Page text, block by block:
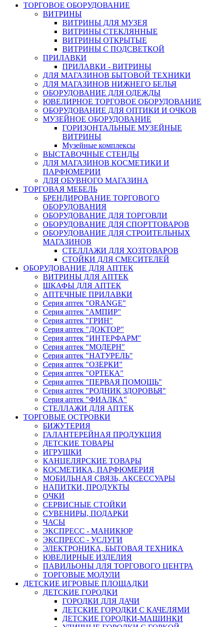
ТОРГОВОЕ ОБОРУДОВАНИЕ
ВИТРИНЫ
ВИТРИНЫ ДЛЯ МУЗЕЯ
ВИТРИНЫ СТЕКЛЯННЫЕ
ВИТРИНЫ ОТКРЫТЫЕ
ВИТРИНЫ С ПОДСВЕТКОЙ
ПРИЛАВКИ
ПРИЛАВКИ - ВИТРИНЫ
ДЛЯ МАГАЗИНОВ БЫТОВОЙ ТЕХНИКИ
ДЛЯ МАГАЗИНОВ НИЖНЕГО БЕЛЬЯ
ОБОРУДОВАНИЕ ДЛЯ ОДЕЖДЫ
ЮВЕЛИРНОЕ ТОРГОВОЕ ОБОРУДОВАНИЕ
ОБОРУДОВАНИЕ ДЛЯ ОПТИКИ И ОЧКОВ
МУЗЕЙНОЕ ОБОРУДОВАНИЕ
ГОРИЗОНТАЛЬНЫЕ МУЗЕЙНЫЕ
ВИТРИНЫ
Музейные комплексы
ВЫСТАВОЧНЫЕ СТЕНДЫ
ДЛЯ МАГАЗИНОВ КОСМЕТИКИ И
ПАРФЮМЕРИИ
ДЛЯ ОБУВНОГО МАГАЗИНА
ТОРГОВАЯ МЕБЕЛЬ
БРЕНДИРОВАНИЕ ТОРГОВОГО
ОБОРУДОВАНИЯ
ОБОРУДОВАНИЕ ДЛЯ ТОРГОВЛИ
ОБОРУДОВАНИЕ ДЛЯ СПОРТТОВАРОВ
ОБОРУДОВАНИЕ ДЛЯ СТРОИТЕЛЬНЫХ
МАГАЗИНОВ
СТЕЛЛАЖИ ДЛЯ ХОЗТОВАРОВ
СТОЙКИ ДЛЯ СМЕСИТЕЛЕЙ
ОБОРУДОВАНИЕ ДЛЯ АПТЕК
ВИТРИНЫ ДЛЯ АПТЕК
ШКАФЫ ДЛЯ АПТЕК
АПТЕЧНЫЕ ПРИЛАВКИ
Серия аптек "ORANGE"
Серия аптек "АМПИР"
Серия аптек "ГРИН"
Серия аптек "ДОКТОР"
Серия аптек "ИНТЕРФАРМ"
Серия аптек "МОДЕРН"
Серия аптек "НАТУРЕЛЬ"
Серия аптек "ОЗЕРКИ"
Серия аптек "ОРТЕКА"
Серия аптек "ПЕРВАЯ ПОМОЩЬ"
Серия аптек "РОДНИК ЗДОРОВЬЯ"
Серия аптек "ФИАЛКА"
СТЕЛЛАЖИ ДЛЯ АПТЕК
ТОРГОВЫЕ ОСТРОВКИ
БИЖУТЕРИЯ
ГАЛАНТЕРЕЙНАЯ ПРОДУКЦИЯ
ДЕТСКИЕ ТОВАРЫ
ИГРУШКИ
КАНЦЕЛЯРСКИЕ ТОВАРЫ
КОСМЕТИКА, ПАРФЮМЕРИЯ
МОБИЛЬНАЯ СВЯЗЬ, АКСЕССУАРЫ
НАПИТКИ, ПРОДУКТЫ
ОЧКИ
СЕРВИСНЫЕ СТОЙКИ
СУВЕНИРЫ, ПОДАРКИ
ЧАСЫ
ЭКСПРЕСС - МАНИКЮР
ЭКСПРЕСС - УСЛУГИ
ЭЛЕКТРОНИКА, БЫТОВАЯ ТЕХНИКА
ЮВЕЛИРНЫЕ ИЗДЕЛИЯ
ПАВИЛЬОНЫ ДЛЯ ТОРГОВОГО ЦЕНТРА
ТОРГОВЫЕ МОДУЛИ
ДЕТСКИЕ ИГРОВЫЕ ПЛОЩАДКИ
ДЕТСКИЕ ГОРОДКИ
ГОРОДКИ ДЛЯ ДАЧИ
ДЕТСКИЕ ГОРОДКИ С КАЧЕЛЯМИ
ДЕТСКИЕ ГОРОДКИ-МАШИНКИ